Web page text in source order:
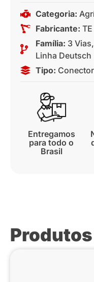
Categoria:
Fabricante:
Família: 3 Vias,
Linha Deutsch
Tipo:
Entregamos
para todo o
Brasil